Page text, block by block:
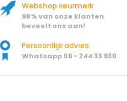
Webshop keurmerk
98% van onze klanten
beveelt ons aan!
Persoonllijk advies
Whatsapp 06 - 244 33 930